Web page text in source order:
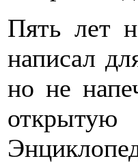
Пять лет
написал
но не